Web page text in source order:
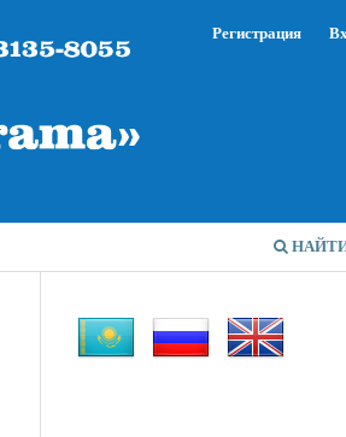
Регистрация